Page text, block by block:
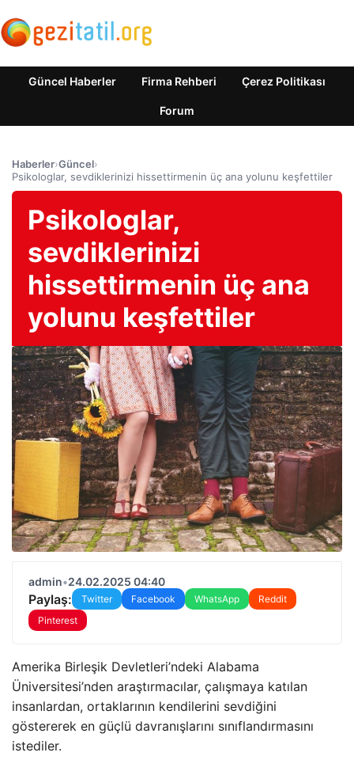
Güncel Haberler Firma Rehberi Çerez Politikası
Forum
Haberler›Güncel›
Psikologlar, sevdiklerinizi hissettirmenin üç ana yolunu keşfettiler
Psikologlar,
sevdiklerinizi
hissettirmenin üç ana
yolunu keşfettiler
admin•24.02.2025 04:40
Paylaş: Twitter Facebook WhatsApp
Reddit
Pinterest
Amerika Birleşik Devletleri’ndeki Alabama
Üniversitesi’nden araştırmacılar, çalışmaya katılan
insanlardan, ortaklarının kendilerini sevdiğini
göstererek en güçlü davranışlarını sınıflandırmasını
istediler.